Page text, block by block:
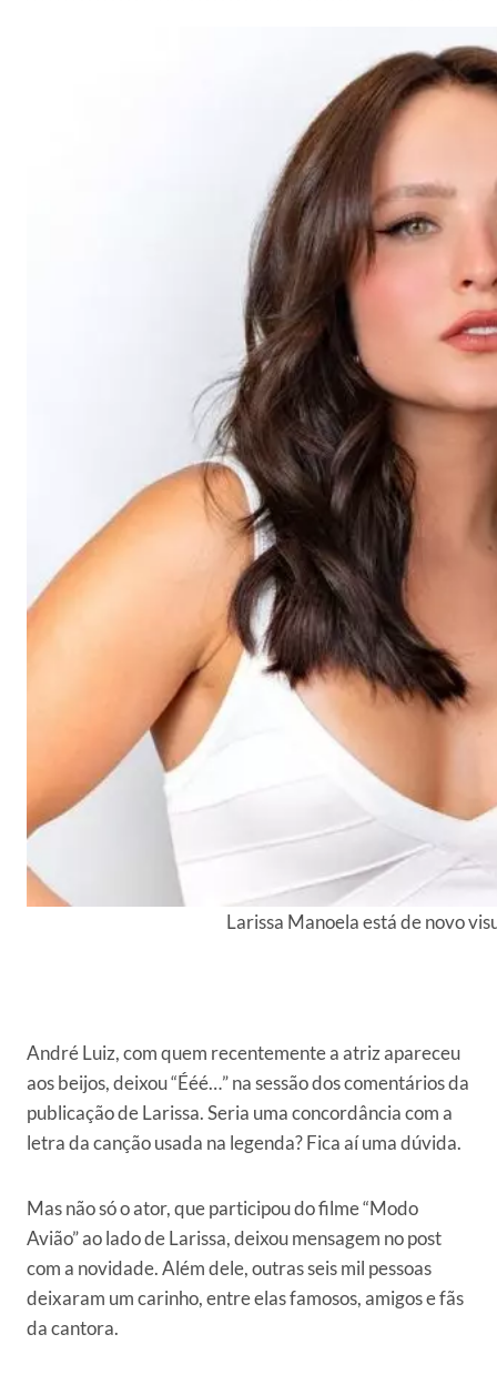
Larissa Manoela está de novo
André Luiz, com quem recentemente a atriz apareceu
aos beijos, deixou “Ééé…” na sessão dos comentários da
publicação de Larissa. Seria uma concordância com a
letra da canção usada na legenda? Fica aí uma dúvida.
Mas não só o ator, que participou do filme “Modo
Avião” ao lado de Larissa, deixou mensagem no post
com a novidade. Além dele, outras seis mil pessoas
deixaram um carinho, entre elas famosos, amigos e fãs
da cantora.